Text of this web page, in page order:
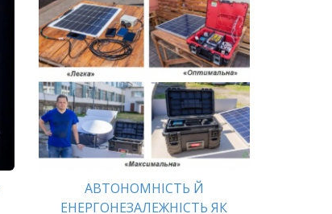
АВТОНОМНІСТЬ Й
ЕНЕРГОНЕЗАЛЕЖНІСТЬ ЯК